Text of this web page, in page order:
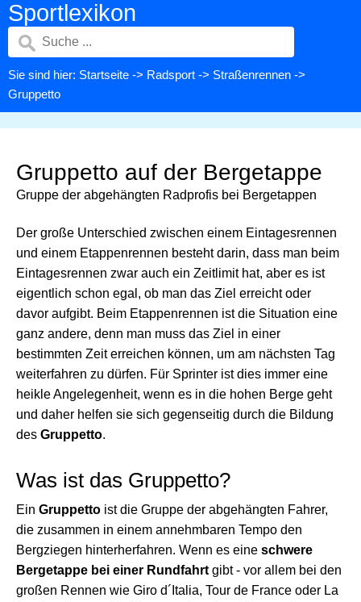
Sportlexikon
Sie sind hier: Startseite -> Radsport -> Straßenrennen ->
Gruppetto
Gruppetto auf der Bergetappe
Gruppe der abgehängten Radprofis bei Bergetappen
Der große Unterschied zwischen einem Eintagesrennen
und einem Etappenrennen besteht darin, dass man beim
Eintagesrennen zwar auch ein Zeitlimit hat, aber es ist
eigentlich schon egal, ob man das Ziel erreicht oder
davor aufgibt. Beim Etappenrennen ist die Situation eine
ganz andere, denn man muss das Ziel in einer
bestimmten Zeit erreichen können, um am nächsten Tag
weiterfahren zu dürfen. Für Sprinter ist dies immer eine
heikle Angelegenheit, wenn es in die hohen Berge geht
und daher helfen sie sich gegenseitig durch die Bildung
des Gruppetto.
Was ist das Gruppetto?
Ein Gruppetto ist die Gruppe der abgehängten Fahrer,
die zusammen in einem annehmbaren Tempo den
Bergziegen hinterherfahren. Wenn es eine schwere
Bergetappe bei einer Rundfahrt gibt - vor allem bei den
großen Rennen wie Giro d´Italia, Tour de France oder La